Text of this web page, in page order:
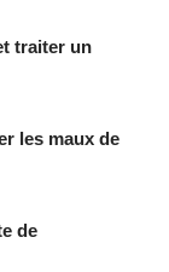
traiter un
les maux de
de